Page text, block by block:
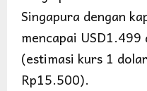
Singapura dengan
mencapai
(estimasi kurs 1
Rp15.500).